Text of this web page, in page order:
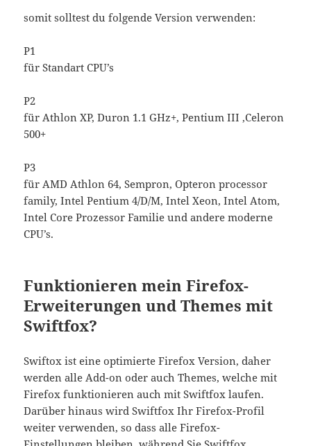
somit solltest du folgende Version verwenden:
P1
für Standart CPU’s
P2
für Athlon XP, Duron 1.1 GHz+, Pentium III ,Celeron
500+
P3
für AMD Athlon 64, Sempron, Opteron processor
family, Intel Pentium 4/D/M, Intel Xeon, Intel Atom,
Intel Core Prozessor Familie und andere moderne
CPU’s.
Funktionieren mein Firefox-
Erweiterungen und Themes mit
Swiftfox?
Swiftox ist eine optimierte Firefox Version, daher
werden alle Add-on oder auch Themes, welche mit
Firefox funktionieren auch mit Swiftfox laufen.
Darüber hinaus wird Swiftfox Ihr Firefox-Profil
weiter verwenden, so dass alle Firefox-